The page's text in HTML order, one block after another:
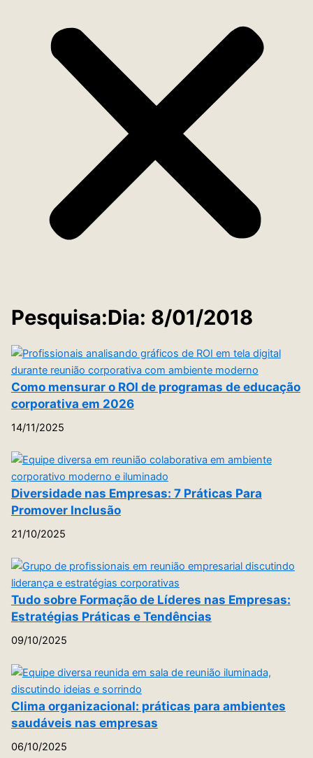
Pesquisa:Dia: 8/01/2018
Como mensurar o ROI de programas de educação
corporativa em 2026
14/11/2025
Diversidade nas Empresas: 7 Práticas Para
Promover Inclusão
21/10/2025
Tudo sobre Formação de Líderes nas Empresas:
Estratégias Práticas e Tendências
09/10/2025
Clima organizacional: práticas para ambientes
saudáveis nas empresas
06/10/2025